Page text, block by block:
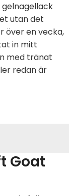
utan det
över en vecka,
in mitt
med tränat
redan är
Goat